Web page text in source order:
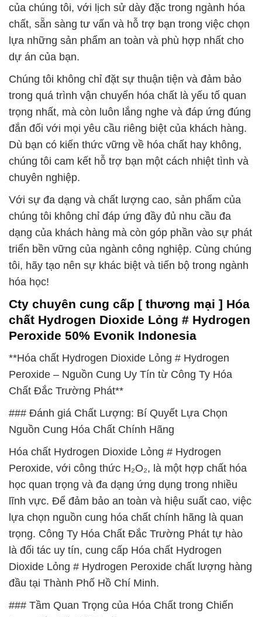
của chúng tôi, với lịch sử dày đặc trong ngành hóa
chất, sẵn sàng tư vấn và hỗ trợ bạn trong việc chọn
lựa những sản phẩm an toàn và phù hợp nhất cho
dự án của bạn.
Chúng tôi không chỉ đặt sự thuận tiện và đảm bảo
trong quá trình vận chuyển hóa chất là yếu tố quan
trọng nhất, mà còn luôn lắng nghe và đáp ứng đúng
đắn đối với mọi yêu cầu riêng biệt của khách hàng.
Dù bạn có kiến thức vững về hóa chất hay không,
chúng tôi cam kết hỗ trợ bạn một cách nhiệt tình và
chuyên nghiệp.
Với sự đa dạng và chất lượng cao, sản phẩm của
chúng tôi không chỉ đáp ứng đầy đủ nhu cầu đa
dạng của khách hàng mà còn góp phần vào sự phát
triển bền vững của ngành công nghiệp. Cùng chúng
tôi, hãy tạo nên sự khác biệt và tiến bộ trong ngành
hóa học!
Cty chuyên cung cấp [ thương mại ] Hóa
chất Hydrogen Dioxide Lỏng # Hydrogen
Peroxide 50% Evonik Indonesia
**Hóa chất Hydrogen Dioxide Lỏng # Hydrogen
Peroxide – Nguồn Cung Uy Tín từ Công Ty Hóa
Chất Đắc Trường Phát**
### Đánh giá Chất Lượng: Bí Quyết Lựa Chọn
Nguồn Cung Hóa Chất Chính Hãng
Hóa chất Hydrogen Dioxide Lỏng # Hydrogen
Peroxide, với công thức H₂O₂, là một hợp chất hóa
học quan trọng và đa dạng ứng dụng trong nhiều
lĩnh vực. Để đảm bảo an toàn và hiệu suất cao, việc
lựa chọn nguồn cung hóa chất chính hãng là quan
trọng. Công Ty Hóa Chất Đắc Trường Phát tự hào
là đối tác uy tín, cung cấp Hóa chất Hydrogen
Dioxide Lỏng # Hydrogen Peroxide chất lượng hàng
đầu tại Thành Phố Hồ Chí Minh.
### Tầm Quan Trọng của Hóa Chất trong Chiến